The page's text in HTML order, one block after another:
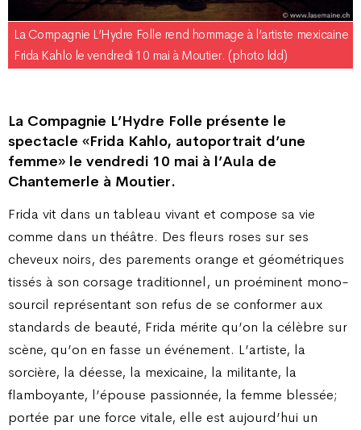
La Compagnie L’Hydre Folle rend hommage à l’artiste mexicaine
Frida Kahlo le vendredi 10 mai à Moutier. (photo ldd)
La Compagnie L’Hydre Folle présente le
spectacle «Frida Kahlo, autoportrait d’une
femme» le vendredi 10 mai à l’Aula de
Chantemerle à Moutier.
Frida vit dans un tableau vivant et compose sa vie
comme dans un théâtre. Des fleurs roses sur ses
cheveux noirs, des parements orange et géométriques
tissés à son corsage traditionnel, un proéminent mono-
sourcil représentant son refus de se conformer aux
standards de beauté, Frida mérite qu’on la célèbre sur
scène, qu’on en fasse un événement. L’artiste, la
sorcière, la déesse, la mexicaine, la militante, la
flamboyante, l’épouse passionnée, la femme blessée;
portée par une force vitale, elle est aujourd’hui un